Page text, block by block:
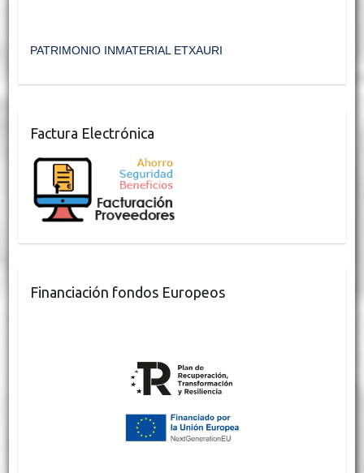
PATRIMONIO INMATERIAL ETXAURI
Factura Electrónica
Financiación fondos Europeos